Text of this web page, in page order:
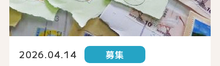
2026.04.14 募集